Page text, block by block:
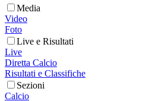
Media
Video
Foto
Live e Risultati
Live
Diretta Calcio
Risultati e Classifiche
Sezioni
Calcio